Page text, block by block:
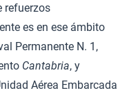
refuerzos
es en ese ámbito
Permanente N. 1,
Cantabria, y
Aérea Embarcada